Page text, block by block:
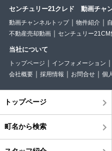
センチュリー21クレド 動画チャ
動画チャンネルトップ 物件紹介
不動産売却動画
センチュリー21CM
当社について
トップページ インフォメーション
会社概要
採用情報 お問合せ 個
トップページ
町名から検索